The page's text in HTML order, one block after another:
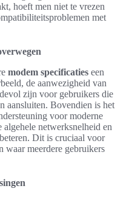
hoeft men niet te vrezen
met
modem specificaties een
de aanwezigheid van
zijn voor gebruikers die
aansluiten. Bovendien is het
voor moderne
algehele netwerksnelheid en
Dit is cruciaal voor
waar meerdere gebruikers